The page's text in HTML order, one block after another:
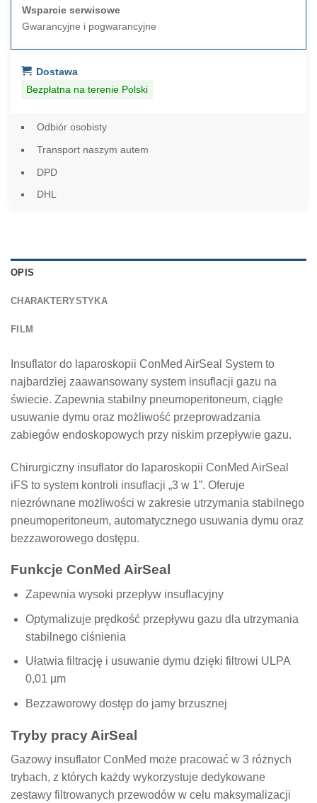
Wsparcie serwisowe
Gwarancyjne i pogwarancyjne
Dostawa
Bezpłatna na terenie Polski
Odbiór osobisty
Transport naszym autem
DPD
DHL
OPIS
CHARAKTERYSTYKA
FILM
Insuflator do laparoskopii ConMed AirSeal System to
najbardziej zaawansowany system insuflacji gazu na
świecie. Zapewnia stabilny pneumoperitoneum, ciągłe
usuwanie dymu oraz możliwość przeprowadzania
zabiegów endoskopowych przy niskim przepływie gazu.
Chirurgiczny insuflator do laparoskopii ConMed AirSeal
iFS to system kontroli insuflacji „3 w 1”. Oferuje
niezrównane możliwości w zakresie utrzymania stabilnego
pneumoperitoneum, automatycznego usuwania dymu oraz
bezzaworowego dostępu.
Funkcje ConMed AirSeal
Zapewnia wysoki przepływ insuflacyjny
Optymalizuje prędkość przepływu gazu dla utrzymania
stabilnego ciśnienia
Ułatwia filtrację i usuwanie dymu dzięki filtrowi ULPA
0,01 µm
Bezzaworowy dostęp do jamy brzusznej
Tryby pracy AirSeal
Gazowy insuflator ConMed może pracować w 3 różnych
trybach, z których każdy wykorzystuje dedykowane
zestawy filtrowanych przewodów w celu maksymalizacji